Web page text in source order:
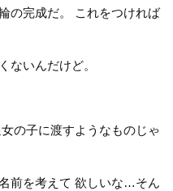
の完成だ。 これをつければ
ないんだけど。
の子に渡すようなものじゃ
前を考えて 欲しいな…そん